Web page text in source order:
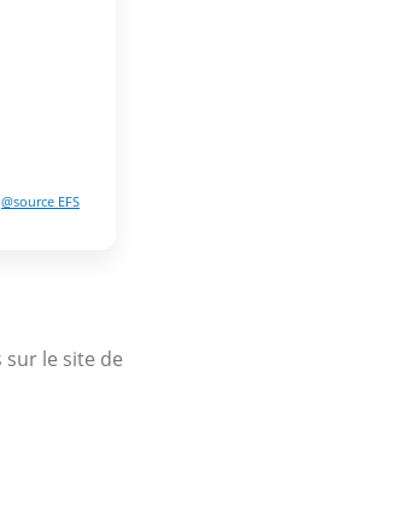
@source EFS
le site de